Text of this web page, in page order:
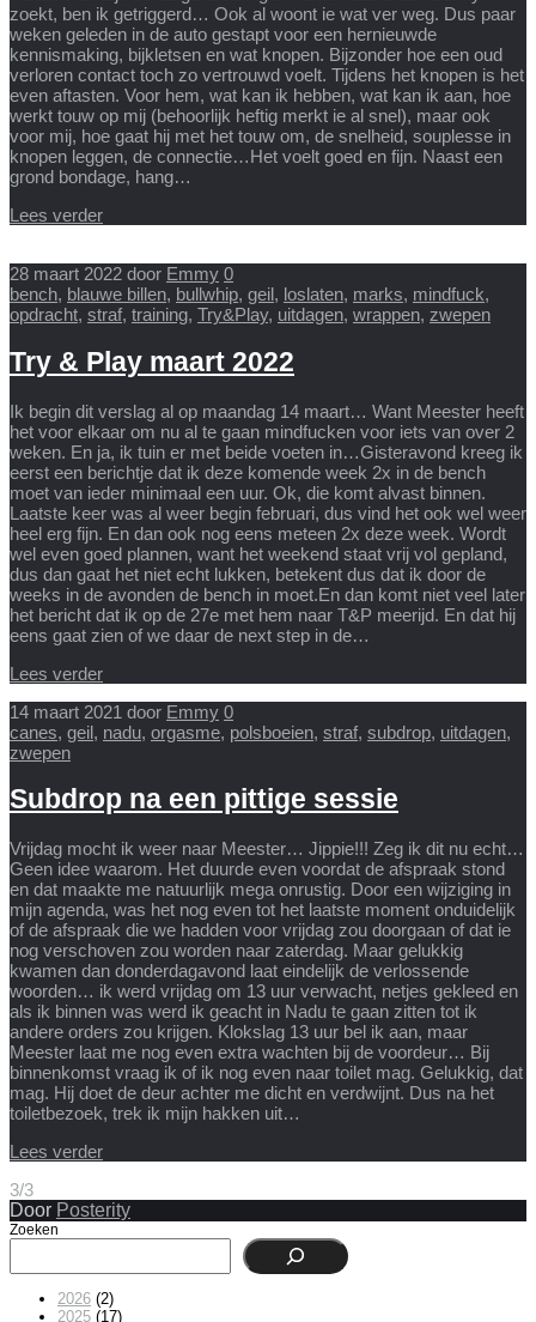
zoekt, ben ik getriggerd… Ook al woont ie wat ver weg. Dus paar
weken geleden in de auto gestapt voor een hernieuwde
kennismaking, bijkletsen en wat knopen. Bijzonder hoe een oud
verloren contact toch zo vertrouwd voelt. Tijdens het knopen is het
even aftasten. Voor hem, wat kan ik hebben, wat kan ik aan, hoe
werkt touw op mij (behoorlijk heftig merkt ie al snel), maar ook
voor mij, hoe gaat hij met het touw om, de snelheid, souplesse in
knopen leggen, de connectie…Het voelt goed en fijn. Naast een
grond bondage, hang…
Lees verder
28 maart 2022 door Emmy 0
bench, blauwe billen, bullwhip, geil, loslaten, marks, mindfuck,
opdracht, straf, training, Try&Play, uitdagen, wrappen, zwepen
Try & Play maart 2022
Ik begin dit verslag al op maandag 14 maart… Want Meester heeft
het voor elkaar om nu al te gaan mindfucken voor iets van over 2
weken. En ja, ik tuin er met beide voeten in…Gisteravond kreeg ik
eerst een berichtje dat ik deze komende week 2x in de bench
moet van ieder minimaal een uur. Ok, die komt alvast binnen.
Laatste keer was al weer begin februari, dus vind het ook wel weer
heel erg fijn. En dan ook nog eens meteen 2x deze week. Wordt
wel even goed plannen, want het weekend staat vrij vol gepland,
dus dan gaat het niet echt lukken, betekent dus dat ik door de
weeks in de avonden de bench in moet.En dan komt niet veel later
het bericht dat ik op de 27e met hem naar T&P meerijd. En dat hij
eens gaat zien of we daar de next step in de…
Lees verder
14 maart 2021 door Emmy 0
canes, geil, nadu, orgasme, polsboeien, straf, subdrop, uitdagen,
zwepen
Subdrop na een pittige sessie
Vrijdag mocht ik weer naar Meester… Jippie!!! Zeg ik dit nu echt…
Geen idee waarom. Het duurde even voordat de afspraak stond
en dat maakte me natuurlijk mega onrustig. Door een wijziging in
mijn agenda, was het nog even tot het laatste moment onduidelijk
of de afspraak die we hadden voor vrijdag zou doorgaan of dat ie
nog verschoven zou worden naar zaterdag. Maar gelukkig
kwamen dan donderdagavond laat eindelijk de verlossende
woorden… ik werd vrijdag om 13 uur verwacht, netjes gekleed en
als ik binnen was werd ik geacht in Nadu te gaan zitten tot ik
andere orders zou krijgen. Klokslag 13 uur bel ik aan, maar
Meester laat me nog even extra wachten bij de voordeur… Bij
binnenkomst vraag ik of ik nog even naar toilet mag. Gelukkig, dat
mag. Hij doet de deur achter me dicht en verdwijnt. Dus na het
toiletbezoek, trek ik mijn hakken uit…
Lees verder
3/3
Door Posterity
Zoeken
2026 (2)
2025 (17)